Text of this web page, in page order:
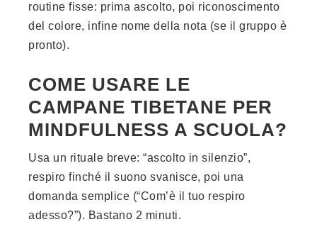
routine fisse: prima ascolto, poi riconoscimento
del colore, infine nome della nota (se il gruppo è
pronto).
COME USARE LE
CAMPANE TIBETANE PER
MINDFULNESS A SCUOLA?
Usa un rituale breve: “ascolto in silenzio”,
respiro finché il suono svanisce, poi una
domanda semplice (“Com’è il tuo respiro
adesso?”). Bastano 2 minuti.